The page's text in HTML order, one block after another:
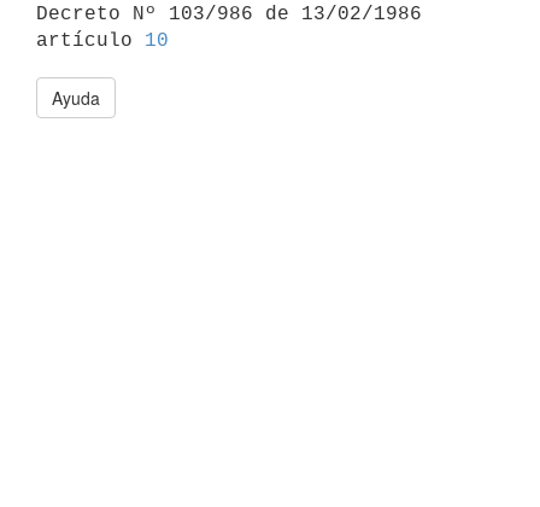
Decreto Nº 103/986 de 13/02/1986
artículo 10
Ayuda